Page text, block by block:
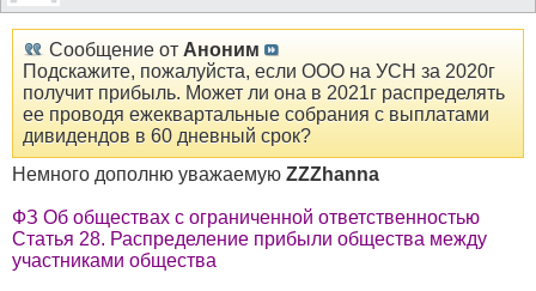
Сообщение от Аноним
Подскажите, пожалуйста, если ООО на УСН за 2020г
получит прибыль. Может ли она в 2021г распределять
ее проводя ежеквартальные собрания с выплатами
дивидендов в 60 дневный срок?
Немного дополню уважаемую ZZZhanna
ФЗ Об обществах с ограниченной ответственностью
Статья 28. Распределение прибыли общества между
участниками общества